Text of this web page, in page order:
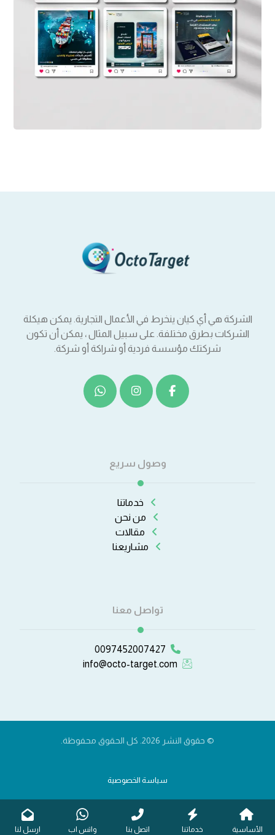
الشركة هي أي كيان ينخرط في الأعمال التجارية. يمكن هيكلة
الشركات بطرق مختلفة. على سبيل المثال ، يمكن أن تكون
شركتك مؤسسة فردية أو شراكة أو شركة.
وصول سريع
خدماتنا
من نحن
مقالات
مشاريعنا
تواصل معنا
0097452007427
info@octo-target.com
© حقوق النشر 2026. كل الحقوق محفوظة.
سياسة الخصوصية
الأساسية خدماتنا اتصل بنا واتس اب ارسل لنا